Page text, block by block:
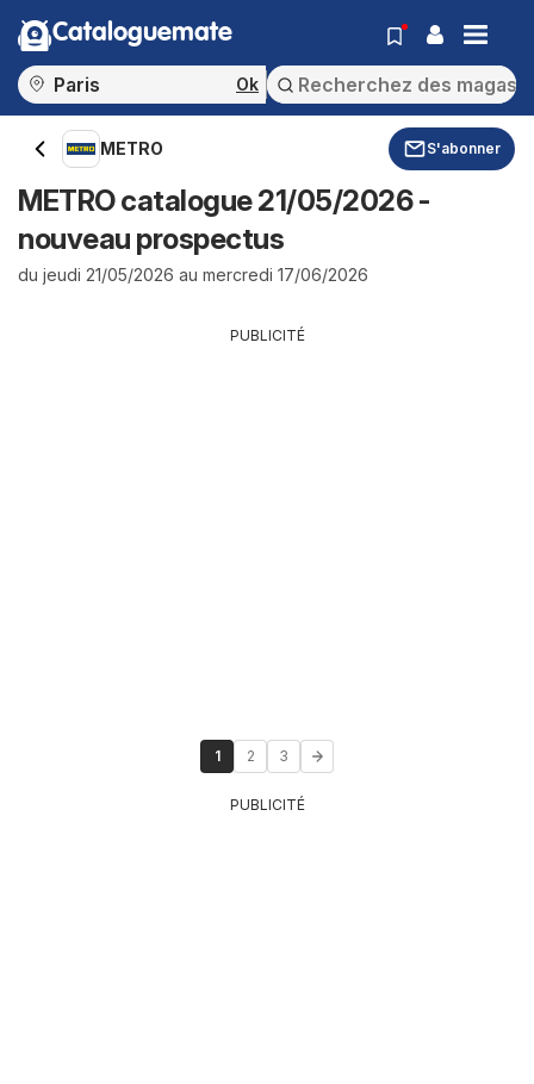
Cataloguemate
Ok
METRO S'abonner
METRO catalogue 21/05/2026 -
nouveau prospectus
du jeudi 21/05/2026 au mercredi 17/06/2026
PUBLICITÉ
1 2 3
PUBLICITÉ